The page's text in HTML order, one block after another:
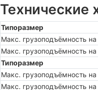
Технические
Типоразмер
Макс. грузоподъёмность
Макс. грузоподъёмность
Типоразмер
Макс. грузоподъёмность
Макс. грузоподъёмность